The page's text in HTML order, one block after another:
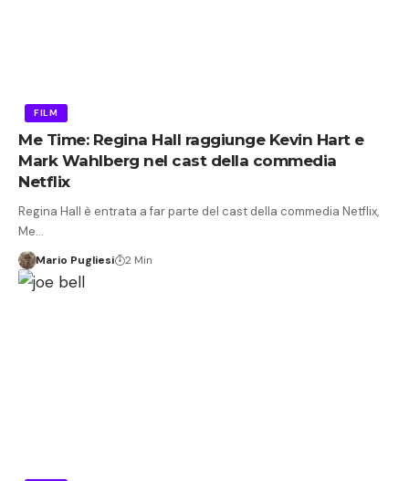
FILM
Me Time: Regina Hall raggiunge Kevin Hart e
Mark Wahlberg nel cast della commedia
Netflix
Regina Hall è entrata a far parte del cast della commedia Netflix,
Me…
Mario Pugliesi 2 Min